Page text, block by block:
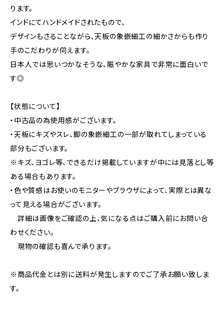
ります。
インドにてハンドメイドされたもので、
デザインもさることながら、天板の象嵌細工の細かさからも作り
手のこだわりが伺えます。
日本人では思いつかなそうな、賑やかな家具で非常に面白いで
す◎
【状態について】
・中古品の為使用感がございます。
・天板にキズやスレ、脚の象嵌細工の一部が取れてしまっている
部分もございます。
※キズ、ヨゴレ等、できるだけ掲載していますが中には見落とし等
ある場合もあります。
・色や質感はお使いのモニターやブラウザによって、実際とは異な
って見える場合がございます。
詳細は画像をご確認の上、気になる点はご購入前にお問い合
わせください。
現物の確認も喜んで承ります。
※商品代金とは別に送料が発生しますのでご了承お願い致しま
す。